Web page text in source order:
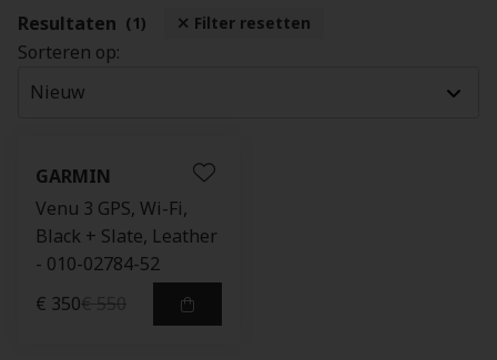
Resultaten (1) Filter resetten
Sorteren op:
GARMIN
Venu 3 GPS, Wi-Fi,
Black + Slate, Leather
- 010-02784-52
€ 350€ 550